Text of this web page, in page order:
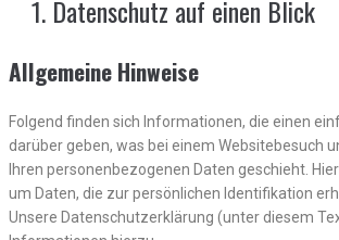
Datenschutz auf einen Blick
Allgemeine Hinweise
Folgend finden sich Informationen, die einen
darüber geben, was bei einem Websitebesuch
Ihren personenbezogenen Daten geschieht.
um Daten, die zur persönlichen Identifikation
Unsere Datenschutzerklärung (unter diesem